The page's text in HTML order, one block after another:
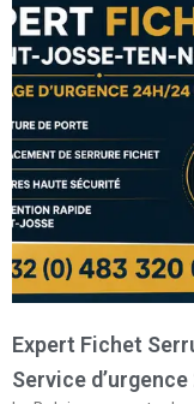
Expert Fichet
Service